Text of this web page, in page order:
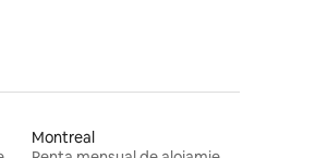
Montreal